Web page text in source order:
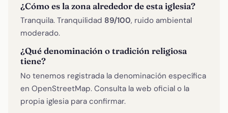
¿Cómo es la zona alrededor de esta iglesia?
Tranquila. Tranquilidad 89/100, ruido ambiental
moderado.
¿Qué denominación o tradición religiosa
tiene?
No tenemos registrada la denominación específica
en OpenStreetMap. Consulta la web oficial o la
propia iglesia para confirmar.